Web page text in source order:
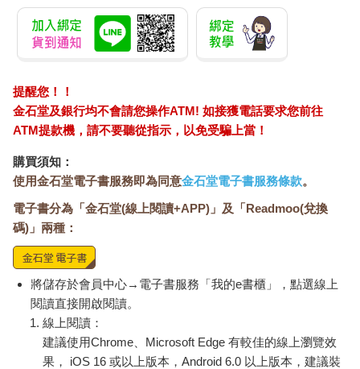
如果你專注於能從表現中得到什麼（獎盃或升遷），在壓力出現
時就很難有好的表現。然而，如果目標是與他人分享你熱愛的事
物，你就會充滿力量，因為即使並未發揮自己的最佳狀態，也永
遠都能做到這件事。
她比賽的原因。她比賽，是為了感受球場上那無與倫比的體驗。
她的夢想就在比賽本身，帶著熱情參賽、享受比賽的樂趣。比起
輸贏，她更在意的是全心投入表現。她熱愛打籃球，而最讓她興
最大的挑戰和最棒的體驗。推動她前進的動力，似乎是她對籃球
的熱愛，以及與其他高水準選手分享這份熱愛的渴望。
夢想是你能完全控制的感覺，而目標則是你無法控制的結果。實
踐夢想意味著在追求目標的同時感受那些美妙的情緒，例如熱
情、愛，以及忘我地投入當下。那是一種過程勝過結果的狀態。
邦妮．布萊爾是美國史上獲獎最多的競速滑冰選手，她對這項運
動有著獨特的看法，讓她能夠充滿熱情、專注地比賽。有一次奧
運會，她在某項比賽中獲得第四名，但這個結果對她來說卻比金
牌的意義更重大，因為那是她在那項比賽的個人最佳成績。美國
奧運代表隊運動心理學家吉姆．包曼博士談到邦妮和其他世界級
運動員時說：「他們對自己在做什麼以及為什麼要做這件事的看
法，就是跟別人不一樣。在義大利杜林冬奧會，我們有些選手不
提醒您！！
金石堂及銀行均不會請您操作ATM! 如接獲電話要求您前往
ATM提款機，請不要聽從指示，以免受騙上當！
購買須知：
使用金石堂電子書服務即為同意金石堂電子書服務條款。
電子書分為「金石堂(線上閱讀+APP)」及「Readmoo(兌換
碼)」兩種：
將儲存於會員中心→電子書服務「我的e書櫃」，點選線上
閱讀直接開啟閱讀。
線上閱讀：
建議使用Chrome、Microsoft Edge 有較佳的線上瀏覽效
果， iOS 16 或以上版本，Android 6.0 以上版本，建議裝